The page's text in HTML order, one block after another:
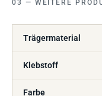
WEITERE
Trägermaterial
Klebstoff
Farbe